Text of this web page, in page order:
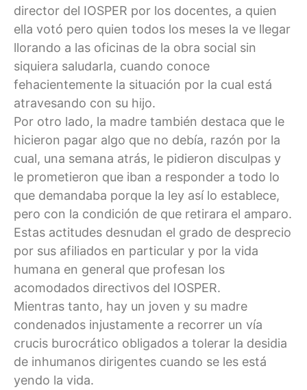
director del IOSPER por los docentes, a quien
ella votó pero quien todos los meses la ve llegar
llorando a las oficinas de la obra social sin
siquiera saludarla, cuando conoce
fehacientemente la situación por la cual está
atravesando con su hijo.
Por otro lado, la madre también destaca que le
hicieron pagar algo que no debía, razón por la
cual, una semana atrás, le pidieron disculpas y
le prometieron que iban a responder a todo lo
que demandaba porque la ley así lo establece,
pero con la condición de que retirara el amparo.
Estas actitudes desnudan el grado de desprecio
por sus afiliados en particular y por la vida
humana en general que profesan los
acomodados directivos del IOSPER.
Mientras tanto, hay un joven y su madre
condenados injustamente a recorrer un vía
crucis burocrático obligados a tolerar la desidia
de inhumanos dirigentes cuando se les está
yendo la vida.